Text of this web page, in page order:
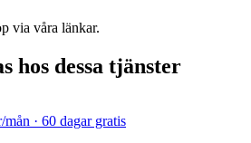
via våra länkar.
hos dessa tjänster
mån · 60 dagar gratis